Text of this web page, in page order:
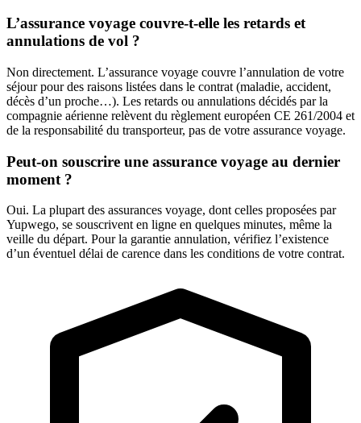
L’assurance voyage couvre-t-elle les retards et
annulations de vol ?
Non directement. L’assurance voyage couvre l’annulation de votre
séjour pour des raisons listées dans le contrat (maladie, accident,
décès d’un proche…). Les retards ou annulations décidés par la
compagnie aérienne relèvent du règlement européen CE 261/2004 et
de la responsabilité du transporteur, pas de votre assurance voyage.
Peut-on souscrire une assurance voyage au dernier
moment ?
Oui. La plupart des assurances voyage, dont celles proposées par
Yupwego, se souscrivent en ligne en quelques minutes, même la
veille du départ. Pour la garantie annulation, vérifiez l’existence
d’un éventuel délai de carence dans les conditions de votre contrat.